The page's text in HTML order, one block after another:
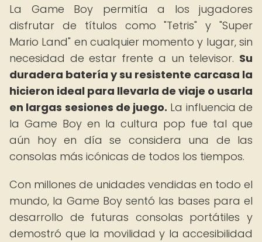
La Game Boy permitía a los jugadores
disfrutar de títulos como "Tetris" y "Super
Mario Land" en cualquier momento y lugar, sin
necesidad de estar frente a un televisor. Su
duradera batería y su resistente carcasa la
hicieron ideal para llevarla de viaje o usarla
en largas sesiones de juego. La influencia de
la Game Boy en la cultura pop fue tal que
aún hoy en día se considera una de las
consolas más icónicas de todos los tiempos.
Con millones de unidades vendidas en todo el
mundo, la Game Boy sentó las bases para el
desarrollo de futuras consolas portátiles y
demostró que la movilidad y la accesibilidad